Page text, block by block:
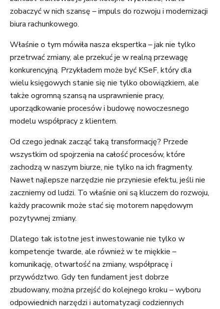
zobaczyć w nich szansę – impuls do rozwoju i modernizacji
biura rachunkowego.
Właśnie o tym mówiła nasza ekspertka – jak nie tylko
przetrwać zmiany, ale przekuć je w realną przewagę
konkurencyjną. Przykładem może być KSeF, który dla
wielu księgowych stanie się nie tylko obowiązkiem, ale
także ogromną szansą na usprawnienie pracy,
uporządkowanie procesów i budowę nowoczesnego
modelu współpracy z klientem.
Od czego jednak zacząć taką transformację? Przede
wszystkim od spojrzenia na całość procesów, które
zachodzą w naszym biurze, nie tylko na ich fragmenty.
Nawet najlepsze narzędzie nie przyniesie efektu, jeśli nie
zaczniemy od ludzi. To właśnie oni są kluczem do rozwoju,
każdy pracownik może stać się motorem napędowym
pozytywnej zmiany.
Dlatego tak istotne jest inwestowanie nie tylko w
kompetencje twarde, ale również w te miękkie –
komunikację, otwartość na zmiany, współpracę i
przywództwo. Gdy ten fundament jest dobrze
zbudowany, można przejść do kolejnego kroku – wyboru
odpowiednich narzędzi i automatyzacji codziennych